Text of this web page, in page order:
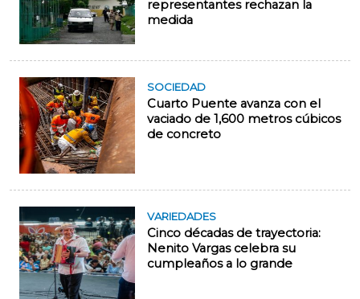
representantes rechazan la
medida
SOCIEDAD
Cuarto Puente avanza con el
vaciado de 1,600 metros cúbicos
de concreto
VARIEDADES
Cinco décadas de trayectoria:
Nenito Vargas celebra su
cumpleaños a lo grande